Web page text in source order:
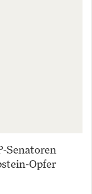
Senatoren
Opfer